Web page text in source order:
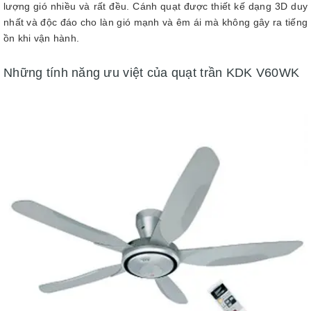
lượng gió nhiều và rất đều. Cánh quạt được thiết kế dạng 3D duy
nhất và độc đáo cho làn gió mạnh và êm ái mà không gây ra tiếng
ồn khi vận hành.
Những tính năng ưu việt của quạt trần KDK V60WK